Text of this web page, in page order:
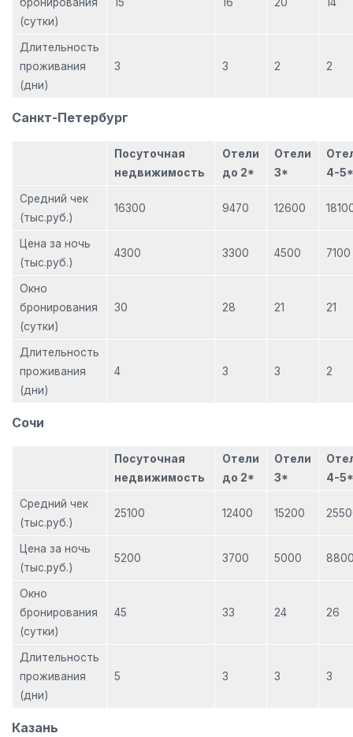
бронирования
(сутки)
15 16 20 14
Длительность
проживания
(дни)
3 3 2 2
Санкт-Петербург
Посуточная
недвижимость
Отели
до 2*
Отели
3*
4-5*
Средний чек
(тыс.руб.)
16300 9470 12600
Цена за ночь
(тыс.руб.)
4300 3300 4500 7100
Окно
бронирования
(сутки)
30 28 21 21
Длительность
проживания
(дни)
4 3 3 2
Сочи
Посуточная
недвижимость
Отели
до 2*
Отели
3*
4-5*
Средний чек
(тыс.руб.)
25100 12400 15200
Цена за ночь
(тыс.руб.)
5200 3700 5000
Окно
бронирования
(сутки)
45 33 24 26
Длительность
проживания
(дни)
5 3 3 3
Казань